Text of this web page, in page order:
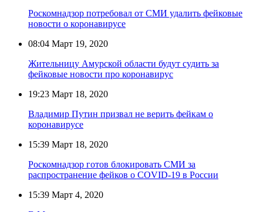
Роскомнадзор потребовал от СМИ удалить фейковые
новости о коронавирусе
08:04 Март 19, 2020
Жительницу Амурской области будут судить за
фейковые новости про коронавирус
19:23 Март 18, 2020
Владимир Путин призвал не верить фейкам о
коронавирусе
15:39 Март 18, 2020
Роскомнадзор готов блокировать СМИ за
распространение фейков о COVID-19 в России
15:39 Март 4, 2020